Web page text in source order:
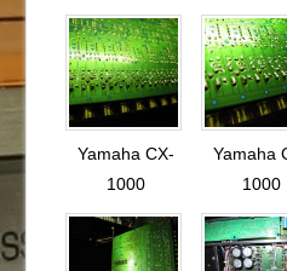
Yamaha CX-
1000
Yamaha
1000